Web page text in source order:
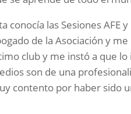
conocía las Sesiones
de la Asociación y
club y me instó a que
son de una
contento por haber sido